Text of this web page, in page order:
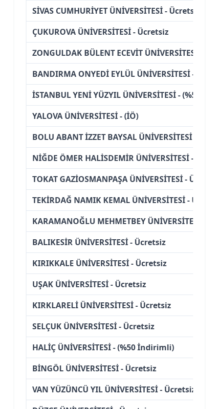
SİVAS CUMHURİYET ÜNİVERSİTESİ - Ücretsiz
ÇUKUROVA ÜNİVERSİTESİ - Ücretsiz
ZONGULDAK BÜLENT ECEVİT ÜNİVERSİTESİ -
BANDIRMA ONYEDİ EYLÜL ÜNİVERSİTESİ -
İSTANBUL YENİ YÜZYIL ÜNİVERSİTESİ - (%50
YALOVA ÜNİVERSİTESİ - (İÖ)
BOLU ABANT İZZET BAYSAL ÜNİVERSİTESİ -
NİĞDE ÖMER HALİSDEMİR ÜNİVERSİTESİ -
TOKAT GAZİOSMANPAŞA ÜNİVERSİTESİ -
TEKİRDAĞ NAMIK KEMAL ÜNİVERSİTESİ -
KARAMANOĞLU MEHMETBEY ÜNİVERSİTESİ -
BALIKESİR ÜNİVERSİTESİ - Ücretsiz
KIRIKKALE ÜNİVERSİTESİ - Ücretsiz
UŞAK ÜNİVERSİTESİ - Ücretsiz
KIRKLARELİ ÜNİVERSİTESİ - Ücretsiz
SELÇUK ÜNİVERSİTESİ - Ücretsiz
HALİÇ ÜNİVERSİTESİ - (%50 İndirimli)
BİNGÖL ÜNİVERSİTESİ - Ücretsiz
VAN YÜZÜNCÜ YIL ÜNİVERSİTESİ - Ücretsiz